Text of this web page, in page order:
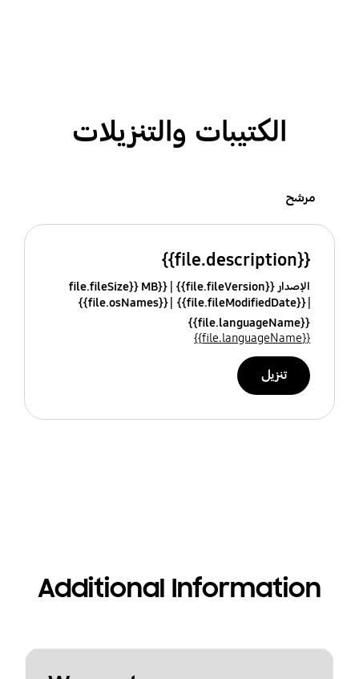
الكتيبات والتنزيلات
مرشح
{{file.description}}
الإصدار {{file.fileVersion}}
{{file.fileSize}} MB
{{file.fileModifiedDate}}
{{file.osNames}}
{{file.languageName}}
{{file.languageName}}
تنزيل
Additional Information